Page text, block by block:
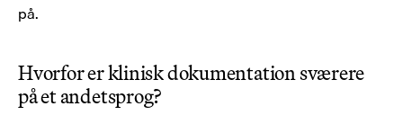
på.
Hvorfor er klinisk dokumentation sværere
på et andetsprog?